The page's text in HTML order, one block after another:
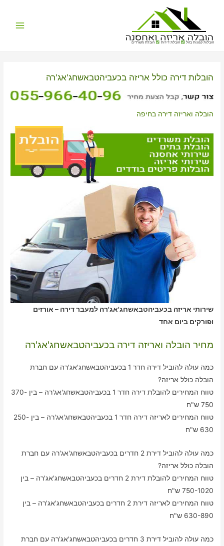
הובלות קטנות בזול הובלת דירות הובלת משרדים
הובלות דירה כולל אריזה בכעביהטבאשחג'אג'רה
הובלה ואריזה דירה בחיפה
שירותי אריזה בכעביהטבאשחג'אג'רה למעבר דירה – אורזים
ופורקים ביום אחד
מחיר הובלה ואריזה דירה בכעביהטבאשחג'אג'רה
כמה עולה להוביל דירה חדר 1 בכעביהטבאשחג'אג'רה עם חברת
הובלה כולל אריזה?
טווח המחירים להובלת דירה חדר 1 בכעביהטבאשחג'אג'רה – בין 370-
750 ש"ח
טווח המחירים לאריזה דירה חדר 1 בכעביהטבאשחג'אג'רה – בין 250-
630 ש"ח
כמה עולה להוביל דירת 2 חדרים בכעביהטבאשחג'אג'רה עם חברת
הובלה כולל אריזה?
טווח המחירים להובלת דירת 2 חדרים בכעביהטבאשחג'אג'רה – בין
750-1020 ש"ח
טווח המחירים לאריזה דירת 2 חדרים בכעביהטבאשחג'אג'רה – בין
630-890 ש"ח
כמה עולה להוביל דירת 3 חדרים בכעביהטבאשחג'אג'רה עם חברת